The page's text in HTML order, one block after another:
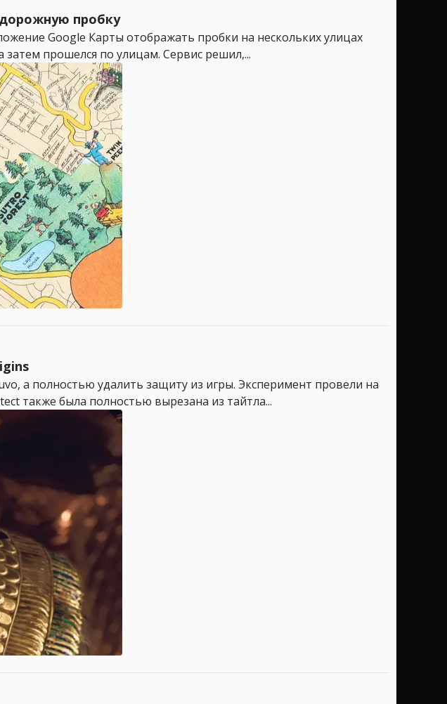
пробку
Google Карты отображать пробки на нескольких улицах
прошелся по улицам. Сервис решил,...
а полностью удалить защиту из игры. Эксперимент провели на
также была полностью вырезана из тайтла...